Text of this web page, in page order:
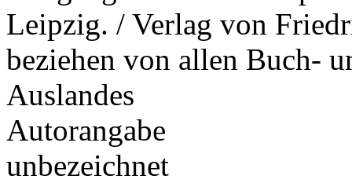
Leipzig. / Verlag von
beziehen von allen Buch-
Auslandes
Autorangabe
unbezeichnet